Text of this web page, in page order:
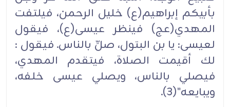
بأبيكم إبراهيم(ع) خليل الرحمن، فيلتفت
المهدي(عج) فينظر عيسى(ع)، فيقول
لعيسى: يا بن البتول، صلِّ بالناس. فيقول :
لك أقيمت الصلاة، فيتقدم المهدي،
فيصلي بالناس، ويصلي عيسى خلفه،
ويبايعه"(3).‏